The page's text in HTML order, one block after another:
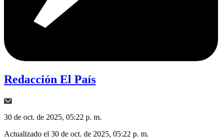
Redacción El País
30 de oct. de 2025, 05:22 p. m.
Actualizado el 30 de oct. de 2025, 05:22 p. m.